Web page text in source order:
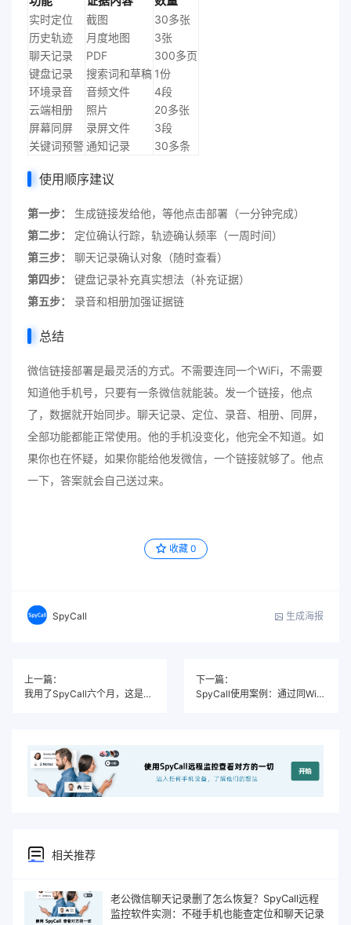
实时定位 截图
30多张
历史轨迹
月度地图
3张
聊天记录
PDF
300多页
键盘记录
搜索词和草稿 1份
环境录音
音频文件
4段
云端相册
照片
20多张
屏幕同屏
录屏文件
3段
关键词预警通知记录 30多条
使用顺序建议
第一步：
生成链接发给他，等他点击部署（一分钟完成）
第二步：
定位确认行踪，轨迹确认频率（一周时间）
第三步：
聊天记录确认对象（随时查看）
第四步：
键盘记录补充真实想法（补充证据）
第五步：
录音和相册加强证据链
总结
微信链接部署是最灵活的方式。不需要连同一个WiFi，不需要
知道他手机号，只要有一条微信就能装。发一个链接，他点
了，数据就开始同步。聊天记录、定位、录音、相册、同屏，
全部功能都能正常使用。他的手机没变化，他完全不知道。如
果你也在怀疑，如果你能给他发微信，一个链接就够了。他点
一下，答案就会自己送过来。
收藏 0
SpyCall 生成海报
上一篇：
我用了SpyCall六个月，这是每个功能的使用报告
下一篇：
SpyCall使用案例：通过同WiFi部署，同居婚姻的真相调查
相关推荐
老公微信聊天记录删了怎么恢复？SpyCall远程
监控软件实测：不碰手机也能查定位和聊天记录